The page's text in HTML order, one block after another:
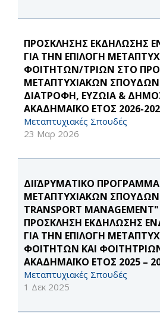
ΠΡΟΣΚΛΗΣΗΣ ΕΚΔΗΛΩΣΗΣ
ΓΙΑ ΤΗΝ ΕΠΙΛΟΓΗ
ΦΟΙΤΗΤΩΝ/ΤΡΙΩΝ ΣΤΟ
ΜΕΤΑΠΤΥΧΙΑΚΩΝ
ΔΙΑΤΡΟΦΗ, ΕΥΖΩΙΑ &
ΑΚΑΔΗΜΑΪΚΟ ΕΤΟΣ 2026-
Μεταπτυχιακές Σπουδές
23 Μαρ 2026
ΔΙΪΔΡΥΜΑΤΙΚΟ ΠΡΟΓΡΑΜΜΑ
ΜΕΤΑΠΤΥΧΙΑΚΩΝ ΣΠΟΥΔΩΝ
TRANSPORT
ΠΡΟΣΚΛΗΣΗ ΕΚΔΗΛΩΣΗΣ
ΓΙΑ ΤΗΝ ΕΠΙΛΟΓΗ
ΦΟΙΤΗΤΩΝ ΚΑΙ
ΑΚΑΔΗΜΑΪΚΟ ΕΤΟΣ 2025 –
Μεταπτυχιακές Σπουδές
1 Δεκ 2025